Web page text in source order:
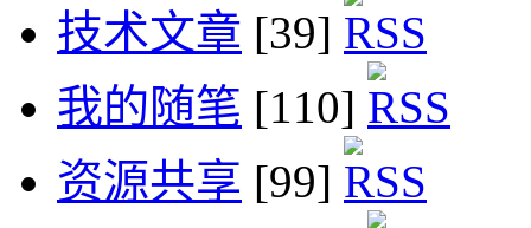
技术文章 [39]
我的随笔 [110]
资源共享 [99]